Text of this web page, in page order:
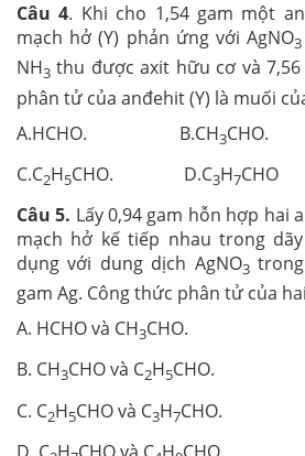
Câu 4. Khi cho 1,54 gam một
mạch hở (Y) phản ứng với AgNO3
NH3 thu được axit hữu cơ và
phân tử của anđehit (Y) là muối
A.HCHO. B.CH3CHO.
C.C2H5CHO. D.C3H7CHO
Câu 5. Lấy 0,94 gam hỗn hợp hai
mạch hở kế tiếp nhau trong
dụng với dung dịch AgNO3trong
gam Ag. Công thức phân tử của
A. HCHO và CH3CHO.
B. CH3CHO và C2H5CHO.
C. C2H5CHO và C3H7CHO.